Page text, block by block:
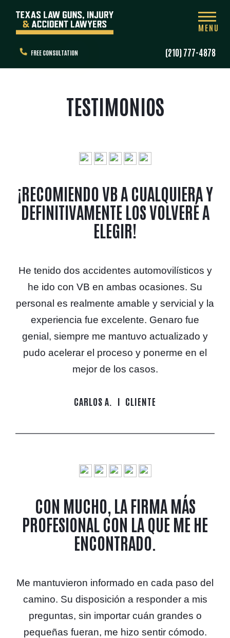
FREE CONSULTATION (210) 777-4878
MENU
TESTIMONIOS
¡RECOMIENDO VB A CUALQUIERA Y
DEFINITIVAMENTE LOS VOLVERÉ A
ELEGIR!
He tenido dos accidentes automovilísticos y
he ido con VB en ambas ocasiones. Su
personal es realmente amable y servicial y la
experiencia fue excelente. Genaro fue
genial, siempre me mantuvo actualizado y
pudo acelerar el proceso y ponerme en el
mejor de los casos.
CARLOS A. CLIENTE
CON MUCHO, LA FIRMA MÁS
PROFESIONAL CON LA QUE ME HE
ENCONTRADO.
Me mantuvieron informado en cada paso del
camino. Su disposición a responder a mis
preguntas, sin importar cuán grandes o
pequeñas fueran, me hizo sentir cómodo.